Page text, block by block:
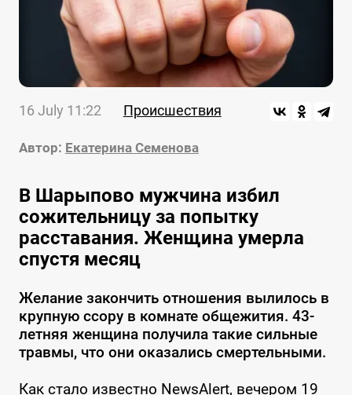
16 July 11:22 Происшествия
Автор: Екатерина Семенова
В Шарыпово мужчина избил
сожительницу за попытку
расставания. Женщина умерла
спустя месяц
Желание закончить отношения вылилось в
крупную ссору в комнате общежития. 43-
летняя женщина получила такие сильные
травмы, что они оказались смертельными.
Как стало известно NewsAlert, вечером 19